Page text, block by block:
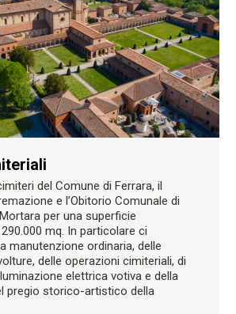
del Comune di Ferrara, il
e l’Obitorio Comunale di
per una superficie
mq. In particolare ci
manutenzione ordinaria, delle
delle operazioni cimiteriali, di
elettrica votiva e della
pregio storico-artistico della